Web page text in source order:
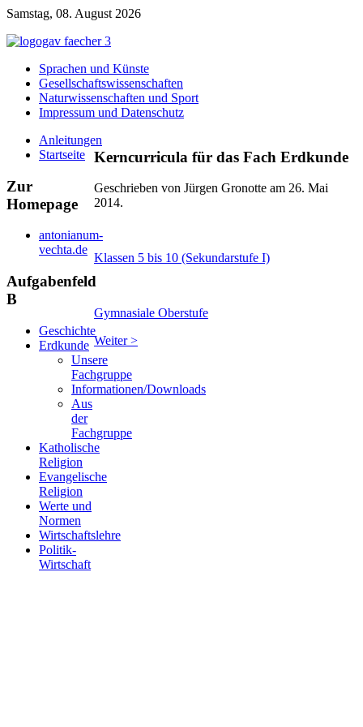
Samstag, 08. August 2026
Sprachen und Künste
Gesellschaftswissenschaften
Naturwissenschaften und Sport
Impressum und Datenschutz
Kerncurricula für das Fach Erdkunde
Geschrieben von Jürgen Gronotte am 26. Mai
2014.
Klassen 5 bis 10 (Sekundarstufe I)
Gymnasiale Oberstufe
Weiter >
Anleitungen
Startseite
Zur
Homepage
antonianum-
vechta.de
Aufgabenfeld
B
Geschichte
Erdkunde
Unsere
Fachgruppe
Informationen/Downloads
Aus
der
Fachgruppe
Katholische
Religion
Evangelische
Religion
Werte und
Normen
Wirtschaftslehre
Politik-
Wirtschaft